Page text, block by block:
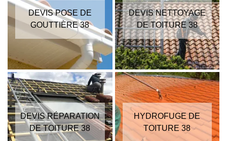
DEVIS POSE DE
GOUTTIÈRE 38
DEVIS NETTOYAGE
DE TOITURE 38
DEVIS RÉPARATION
DE TOITURE 38
HYDROFUGE DE
TOITURE 38